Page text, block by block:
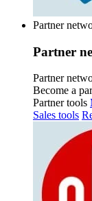
Partner
Partner
Partner
Become a
Partner tools
Sales tools